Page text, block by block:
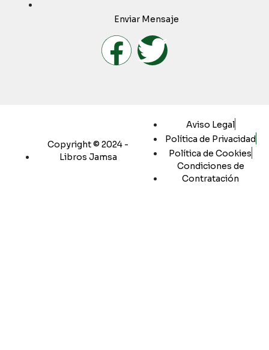
Enviar Mensaje
Copyright © 2024 -
Libros Jamsa
Aviso Legal
Política de Privacidad
Política de Cookies
Condiciones de
Contratación